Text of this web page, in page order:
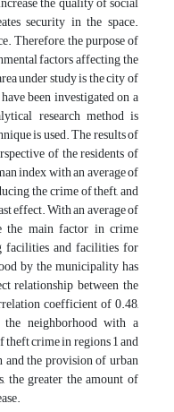
security in the space.
Therefore, the purpose of
factors affecting the
under study is the city of
been investigated on a
research method is
is used. The results of
of the residents of
index with an average of
the crime of theft, and
effect. With an average of
the main factor in crime
facilities and facilities for
by the municipality has
relationship between the
coefficient of 0.48,
neighborhood with a
crime in regions 1 and
and the provision of urban
the greater the amount of